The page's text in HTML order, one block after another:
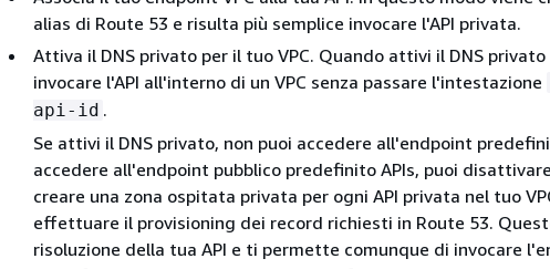
alias di Route 53 e risulta più semplice invocare l'API privata.
Attiva il DNS privato per il tuo VPC. Quando attivi il DNS privato
invocare l'API all'interno di un VPC senza passare l'intestazione
api-id .
Se attivi il DNS privato, non puoi accedere all'endpoint
accedere all'endpoint pubblico predefinito APIs, puoi
creare una zona ospitata privata per ogni API privata nel tuo
effettuare il provisioning dei record richiesti in Route 53.
risoluzione della tua API e ti permette comunque di invocare